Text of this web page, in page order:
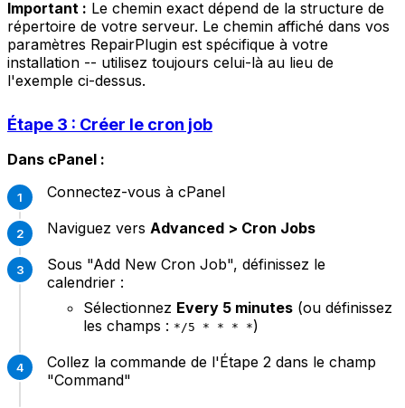
Important : Le chemin exact dépend de la structure de
répertoire de votre serveur. Le chemin affiché dans vos
paramètres RepairPlugin est spécifique à votre
installation -- utilisez toujours celui-là au lieu de
l'exemple ci-dessus.
Étape 3 : Créer le cron job
Dans cPanel :
Connectez-vous à cPanel
Naviguez vers Advanced > Cron Jobs
Sous "Add New Cron Job", définissez le
calendrier :
Sélectionnez Every 5 minutes (ou définissez
les champs : */5 * * * *)
Collez la commande de l'Étape 2 dans le champ
"Command"